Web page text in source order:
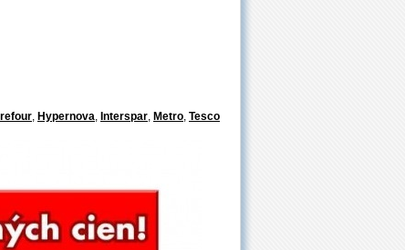
Hypernova Interspar Metro Tesco